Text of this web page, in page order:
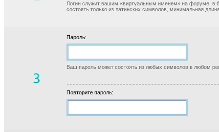
Логин служит вашим «виртуальным именем» на форуме, в
состоять только из латинских символов, минимальная
Пароль:
Ваш пароль может состоять из любых символов в любом
Повторите пароль: